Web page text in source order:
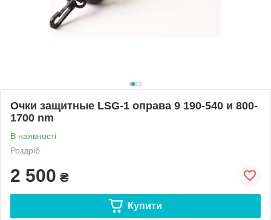
Очки защитные LSG-1 оправа 9 190-540 и 800-
1700 nm
В наявності
Роздріб
2 500 ₴
Купити